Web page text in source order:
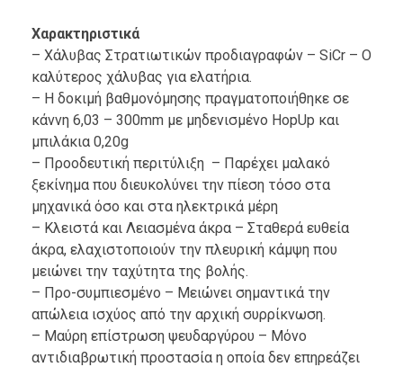
Χαρακτηριστικά
– Χάλυβας Στρατιωτικών προδιαγραφών – SiCr – Ο
καλύτερος χάλυβας για ελατήρια.
– Η δοκιμή βαθμονόμησης πραγματοποιήθηκε σε
κάννη 6,03 – 300mm με μηδενισμένο HopUp και
μπιλάκια 0,20g
– Προοδευτική περιτύλιξη – Παρέχει μαλακό
ξεκίνημα που διευκολύνει την πίεση τόσο στα
μηχανικά όσο και στα ηλεκτρικά μέρη
– Κλειστά και Λειασμένα άκρα – Σταθερά ευθεία
άκρα, ελαχιστοποιούν την πλευρική κάμψη που
μειώνει την ταχύτητα της βολής.
– Προ-συμπιεσμένο – Μειώνει σημαντικά την
απώλεια ισχύος από την αρχική συρρίκνωση.
– Μαύρη επίστρωση ψευδαργύρου – Μόνο
αντιδιαβρωτική προστασία η οποία δεν επηρεάζει